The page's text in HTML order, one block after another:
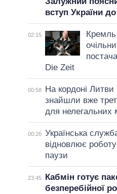
вступ України
02:15
Die Zeit
00:58
На кордоні
знайшли вже
для нелегальних
00:26 Українська
відновлює
паузи
23:45
Кабмін готує
безперебійної